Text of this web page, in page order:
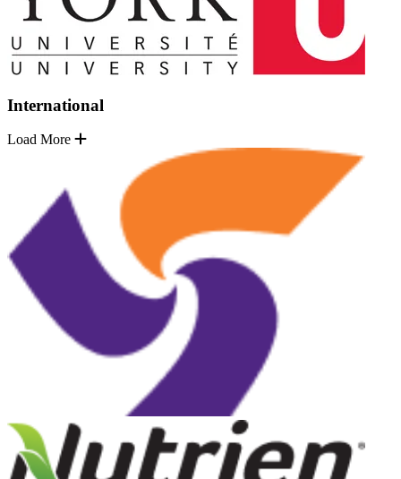
International
Load More